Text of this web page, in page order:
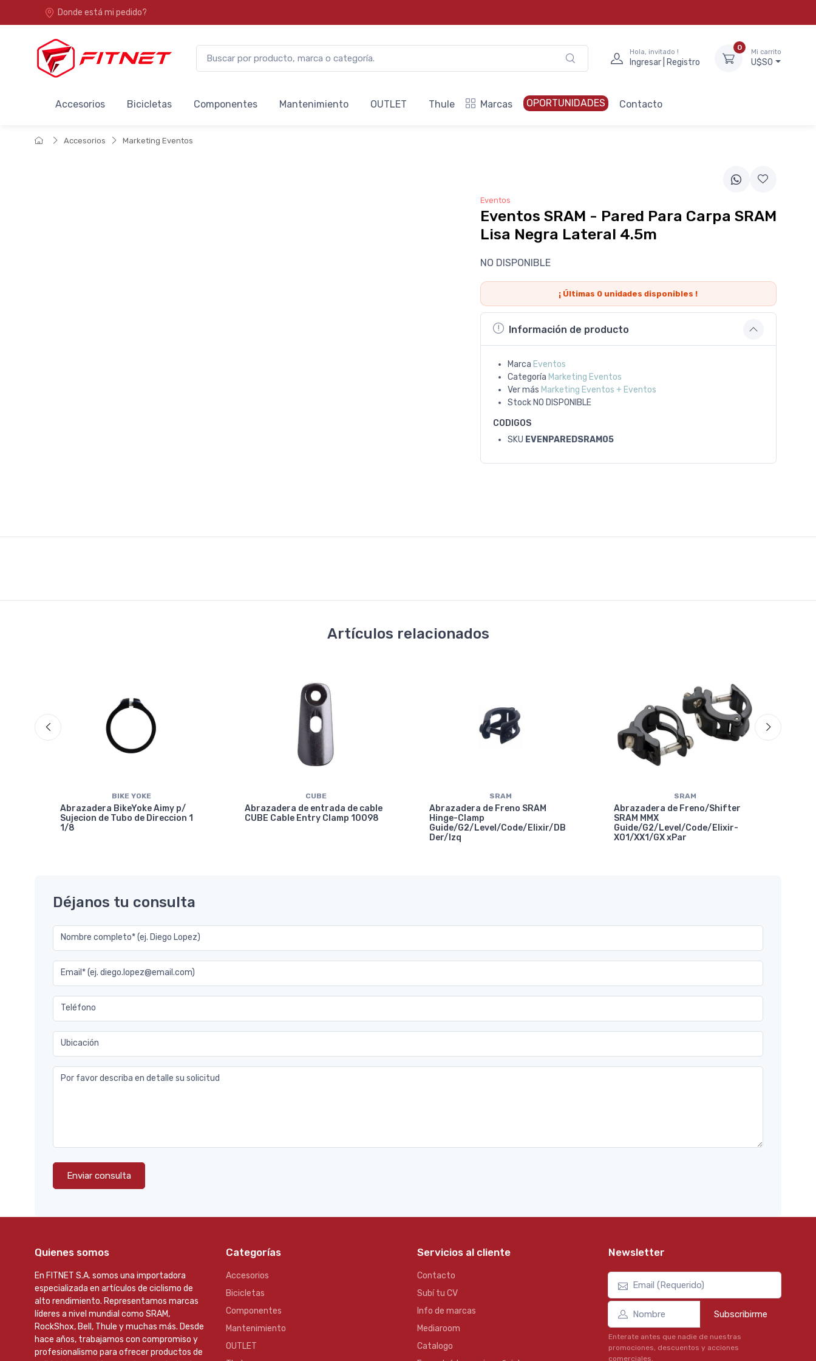
Donde está mi pedido?
Hola, invitado !
Ingresar | Registro
0
Mi carrito
U$S0
Accesorios Bicicletas Componentes Mantenimiento OUTLET Thule Marcas OPORTUNIDADES Contacto
Accesorios Marketing Eventos
Eventos
Eventos SRAM - Pared Para Carpa SRAM
Lisa Negra Lateral 4.5m
NO DISPONIBLE
¡ Últimas 0 unidades disponibles !
Información de producto
Marca Eventos
Categoría Marketing Eventos
Ver más Marketing Eventos + Eventos
Stock NO DISPONIBLE
CODIGOS
SKU EVENPAREDSRAM05
Artículos relacionados
BIKE YOKE
Abrazadera BikeYoke Aimy p/
Sujecion de Tubo de Direccion 1
1/8
CUBE
Abrazadera de entrada de cable
CUBE Cable Entry Clamp 10098
SRAM
Abrazadera de Freno SRAM
Hinge-Clamp
Guide/G2/Level/Code/Elixir/DB
Der/Izq
SRAM
Abrazadera de Freno/Shifter
SRAM MMX
Guide/G2/Level/Code/Elixir-
X01/XX1/GX xPar
Déjanos tu consulta
Nombre completo* (ej. Diego Lopez)
Email* (ej. diego.lopez@email.com)
Teléfono
Ubicación
Por favor describa en detalle su solicitud
Enviar consulta
Quienes somos
En FITNET S.A. somos una importadora
especializada en artículos de ciclismo de
alto rendimiento. Representamos marcas
líderes a nivel mundial como SRAM,
RockShox, Bell, Thule y muchas más. Desde
hace años, trabajamos con compromiso y
profesionalismo para ofrecer productos de
Categorías
Accesorios
Bicicletas
Componentes
Mantenimiento
OUTLET
Servicios al cliente
Contacto
Subí tu CV
Info de marcas
Mediaroom
Catalogo
Newsletter
Subscribirme
Enterate antes que nadie de nuestras
promociones, descuentos y acciones
comerciales.